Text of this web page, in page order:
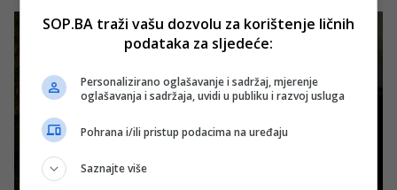
SOP.BA traži vašu dozvolu za korištenje ličnih
podataka za sljedeće:
Personalizirano oglašavanje i sadržaj, mjerenje
oglašavanja i sadržaja, uvidi u publiku i razvoj usluga
Pohrana i/ili pristup podacima na uređaju
Saznajte više